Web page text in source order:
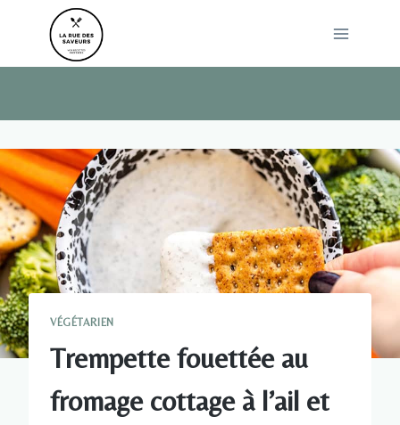
VÉGÉTARIEN
Trempette fouettée au
fromage cottage à l’ail et